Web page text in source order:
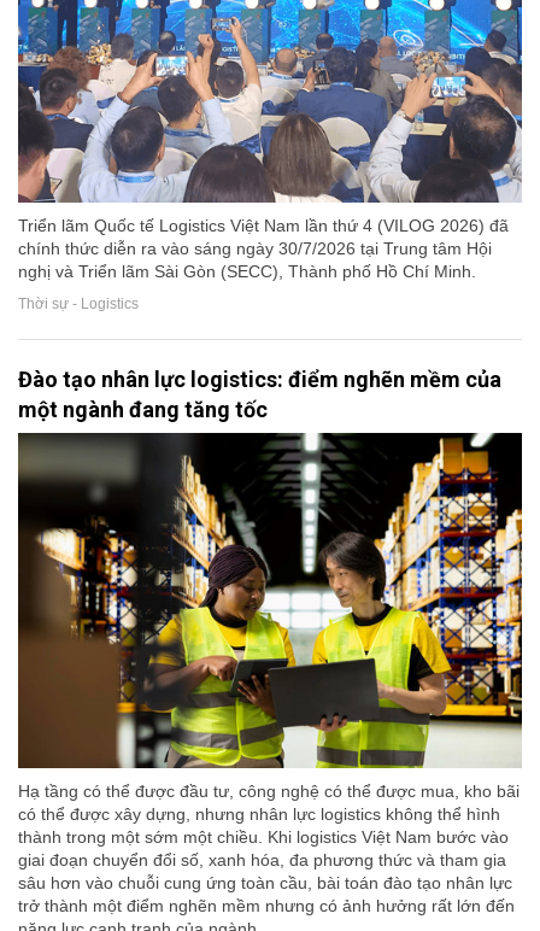
Triển lãm Quốc tế Logistics Việt Nam lần thứ 4 (VILOG 2026) đã
chính thức diễn ra vào sáng ngày 30/7/2026 tại Trung tâm Hội
nghị và Triển lãm Sài Gòn (SECC), Thành phố Hồ Chí Minh.
Thời sự - Logistics
Đào tạo nhân lực logistics: điểm nghẽn mềm của
một ngành đang tăng tốc
Hạ tầng có thể được đầu tư, công nghệ có thể được mua, kho bãi
có thể được xây dựng, nhưng nhân lực logistics không thể hình
thành trong một sớm một chiều. Khi logistics Việt Nam bước vào
giai đoạn chuyển đổi số, xanh hóa, đa phương thức và tham gia
sâu hơn vào chuỗi cung ứng toàn cầu, bài toán đào tạo nhân lực
trở thành một điểm nghẽn mềm nhưng có ảnh hưởng rất lớn đến